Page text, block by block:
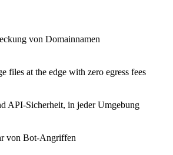
von Domainnamen
files at the edge with zero egress fees
API-Sicherheit, in jeder Umgebung
von Bot-Angriffen